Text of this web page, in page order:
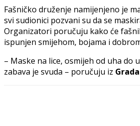
Fašničko druženje namijenjeno je
svi sudionici pozvani su da se
Organizatori poručuju kako će
ispunjen smijehom, bojama i
– Maske na lice, osmijeh od uha do
zabava je svuda – poručuju iz